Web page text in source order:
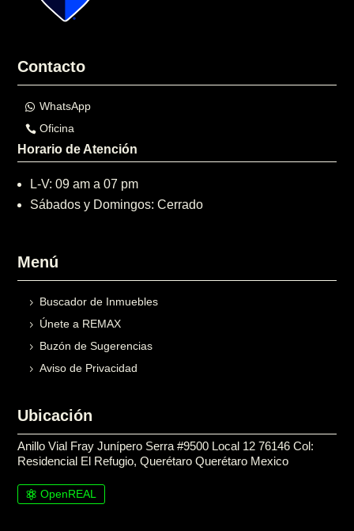
Contacto
WhatsApp
Oficina
Horario de Atención
L-V: 09 am a 07 pm
Sábados y Domingos: Cerrado
Menú
Buscador de Inmuebles
Únete a REMAX
Buzón de Sugerencias
Aviso de Privacidad
Ubicación
Anillo Vial Fray Junípero Serra #9500 Local 12 76146 Col:
Residencial El Refugio, Querétaro Querétaro Mexico
OpenREAL